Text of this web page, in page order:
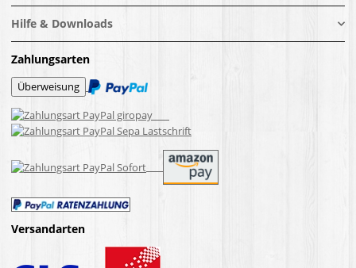
Hilfe & Downloads
Zahlungsarten
Versandarten